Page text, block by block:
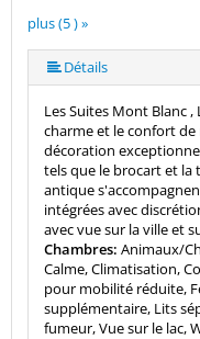
plus (5 ) »
plus (5 ) »Détails
Les Suites Mont Blanc
charme et le confort de
décoration
tels que le brocart et la
antique
intégrées avec
avec vue sur la ville et
Chambres: Animaux/
Calme, Climatisation,
pour mobilité réduite,
supplémentaire, Lits
fumeur, Vue sur le lac,